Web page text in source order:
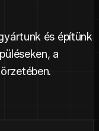
és építünk
a